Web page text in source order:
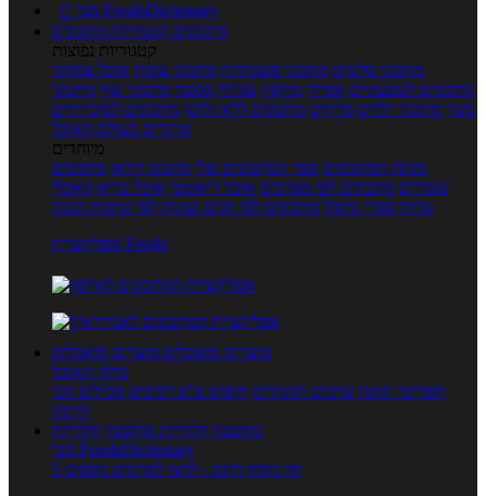

מנוי FoodsDictionary
מתכונים קטגוריות מתכונים
קטגוריות נפוצות
מתכוני סלטים מתכוני פשטידות מתכוני עוגות אוכל צמחוני
מתכונים לטבעוניים אפייה מוקפץ עוגיות פסטה מתכוני עוף מתכוני
בשר מתכוני ילדים מרקים מתכונים ללא גלוטן מתכונים לסוכרתיים
טרנדים בעולם האוכל
מיוחדים
מנתח המתכונים ספר המתכונים שלי מתכוני וידאו מתכונים
עשירים מתכונים לפי מצרכים אוכל דיאטטי אוכל בריא מאכלי
עדות ספרי בישול מתכונים לפי חגים ועונות לפי שיטות הכנה
אפליקציית Foods
מוצרים ומאכלים מוצרים ומאכלים
מילון האוכל
תפריטי תזונה ערכים תזונתיים חיפוש ע"פ רכיבים מכילים הכי
הרבה
מחשבון קלוריות מחשבון קלוריות
מנוי FoodsDictionary
5 ימי ניסיון חינם - לחצו לפרטים נוספים